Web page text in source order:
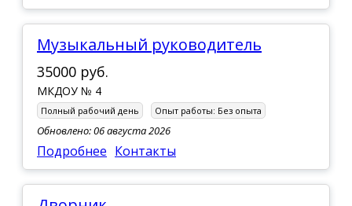
Музыкальный руководитель
35000 руб.
МКДОУ № 4
Полный рабочий день Опыт работы: Без опыта
Обновлено: 06 августа 2026
Подробнее Контакты